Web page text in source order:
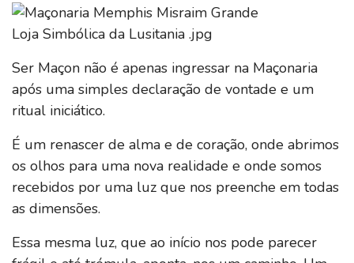
Ser Maçon não é apenas ingressar na Maçonaria
após uma simples declaração de vontade e um
ritual iniciático.
É um renascer de alma e de coração, onde abrimos
os olhos para uma nova realidade e onde somos
recebidos por uma luz que nos preenche em todas
as dimensões.
Essa mesma luz, que ao início nos pode parecer